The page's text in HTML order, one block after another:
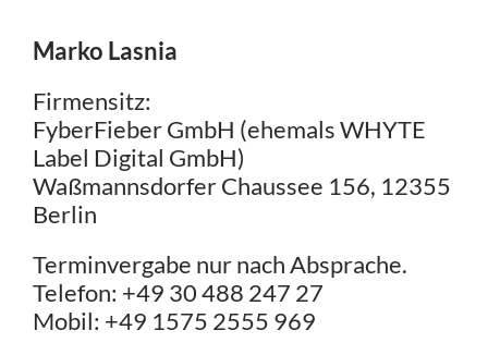
Marko Lasnia
Firmensitz:
FyberFieber GmbH (ehemals WHYTE
Label Digital GmbH)
Waßmannsdorfer Chaussee 156, 12355
Berlin
Terminvergabe nur nach Absprache.
Telefon: +49 30 488 247 27
Mobil: +49 1575 2555 969